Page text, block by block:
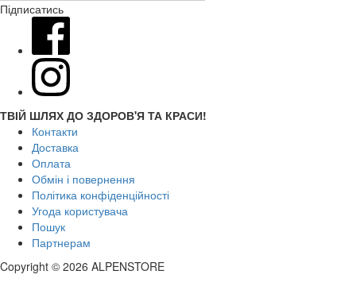
Підписатись
ТВІЙ ШЛЯХ ДО ЗДОРОВ'Я ТА КРАСИ!
Контакти
Доставка
Оплата
Обмін і повернення
Політика конфіденційності
Угода користувача
Пошук
Партнерам
Copyright © 2026 ALPENSTORE